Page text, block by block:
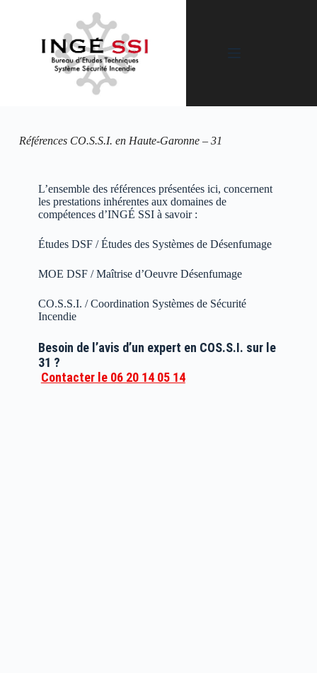
Références CO.S.S.I. en Haute-Garonne – 31
L’ensemble des références présentées ici, concernent
les prestations inhérentes aux domaines de
compétences d’INGÉ SSI à savoir :
Études DSF / Études des Systèmes de Désenfumage
MOE DSF / Maîtrise d’Oeuvre Désenfumage
CO.S.S.I. / Coordination Systèmes de Sécurité
Incendie
Besoin de l’avis d’un expert en COS.S.I. sur le
31 ?
Contacter le 06 20 14 05 14